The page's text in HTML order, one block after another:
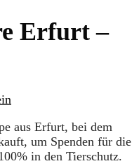
Erfurt –
aus Erfurt, bei dem
um Spenden für die
in den Tierschutz.